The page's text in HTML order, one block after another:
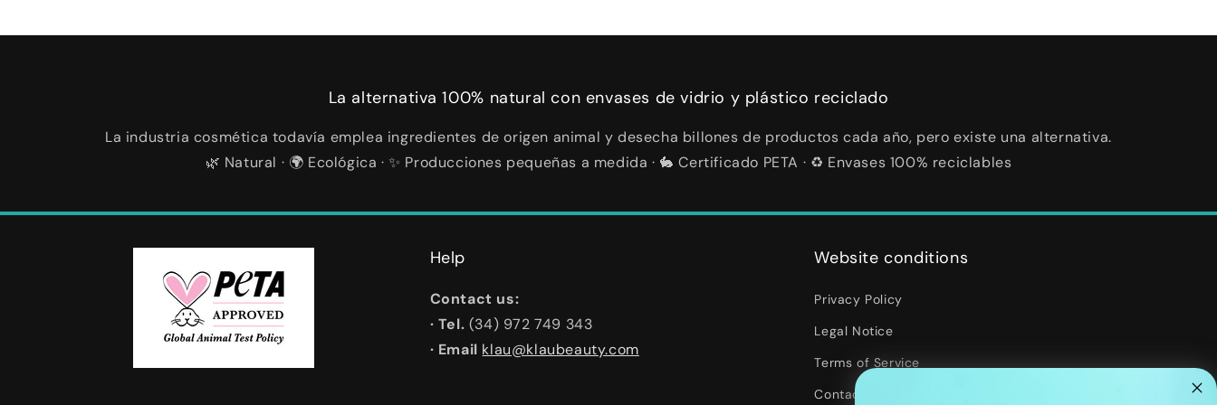
La alternativa 100% natural con envases de vidrio y plástico reciclado
La industria cosmética todavía emplea ingredientes de origen animal y desecha billones de productos cada año, pero existe una alternativa.
🌿 Natural · 🌍 Ecológica · ✨ Producciones pequeñas a medida · 🐇 Certificado PETA · ♻️ Envases 100% reciclables
Help
Contact us:
· Tel. (34) 972 749 343
· Email klau@klaubeauty.com
Website conditions
Privacy Policy
Legal Notice
Terms of Service
Contact Information